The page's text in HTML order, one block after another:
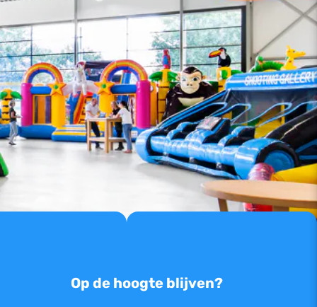
Op de hoogte blijven?